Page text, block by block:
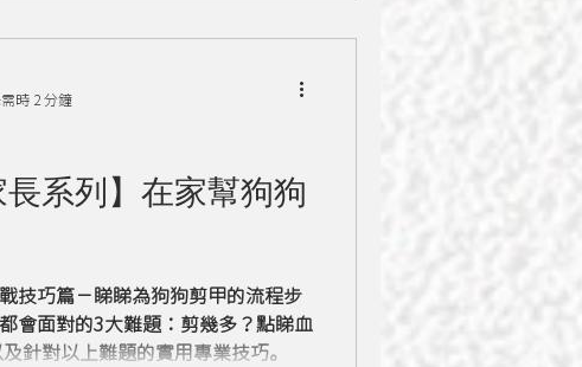
長系列】在家幫狗狗
技巧篇－睇睇為狗狗剪甲的流程步
會面對的3大難題：剪幾多？點睇血
針對以上難題的實用專業技巧。
時 2 分鐘